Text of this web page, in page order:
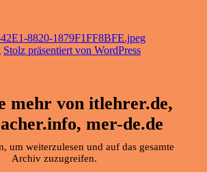
Stolz präsentiert von WordPress
mehr von itlehrer.de,
mer-de.de
um weiterzulesen und auf das gesamte
Archiv zuzugreifen.